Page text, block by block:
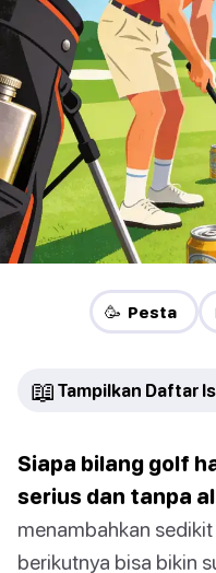
🥳 Pesta
📖 Tampilkan Daftar
Siapa bilang golf
serius dan tanpa
menambahkan
berikutnya bisa bikin